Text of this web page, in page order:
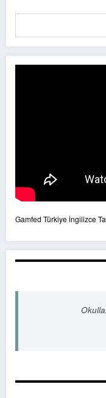
Gamfed Türkiye İngilizce